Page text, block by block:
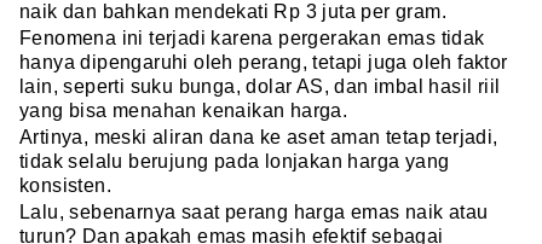
naik dan bahkan mendekati Rp 3 juta per gram.
Fenomena ini terjadi karena pergerakan emas tidak
hanya dipengaruhi oleh perang, tetapi juga oleh faktor
lain, seperti suku bunga, dolar AS, dan imbal hasil riil
yang bisa menahan kenaikan harga.
Artinya, meski aliran dana ke aset aman tetap terjadi,
tidak selalu berujung pada lonjakan harga yang
konsisten.
Lalu, sebenarnya saat perang harga emas naik atau
turun? Dan apakah emas masih efektif sebagai